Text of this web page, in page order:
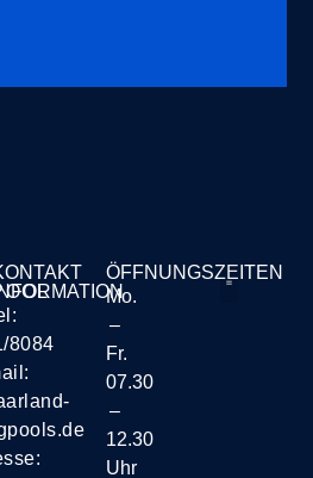
8084
ÖFFNUNGSZEITEN
Mo.
–
Fr.
07.30
–
12.30
Uhr